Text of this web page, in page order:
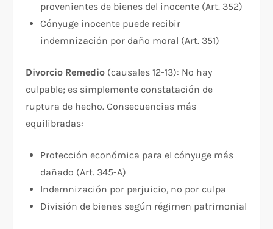
provenientes de bienes del inocente (Art. 352)
Cónyuge inocente puede recibir
indemnización por daño moral (Art. 351)
Divorcio Remedio (causales 12-13): No hay
culpable; es simplemente constatación de
ruptura de hecho. Consecuencias más
equilibradas:
Protección económica para el cónyuge más
dañado (Art. 345-A)
Indemnización por perjuicio, no por culpa
División de bienes según régimen patrimonial